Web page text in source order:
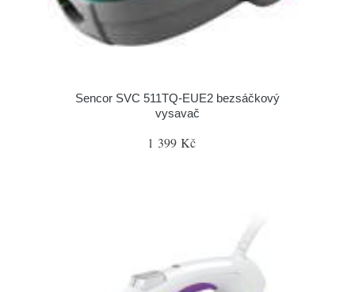
Sencor SVC 511TQ-EUE2 bezsáčkový
vysavač
1 399 Kč